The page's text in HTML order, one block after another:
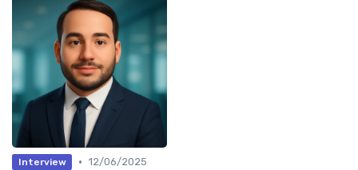
Interview • 12/06/2025